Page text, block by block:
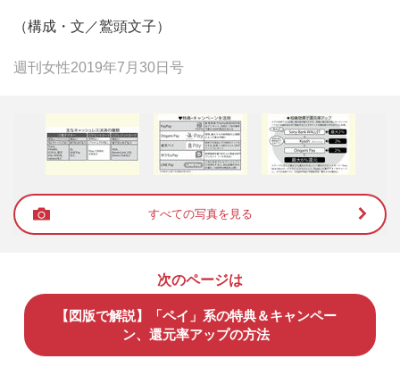
（構成・文／鷲頭文子）
週刊女性2019年7月30日号
すべての写真を見る
次のページは
【図版で解説】「ペイ」系の特典＆キャンペー
ン、還元率アップの方法